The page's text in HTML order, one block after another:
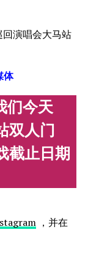
演唱会大马站
体
们今天
双人门
截止日期
，并在